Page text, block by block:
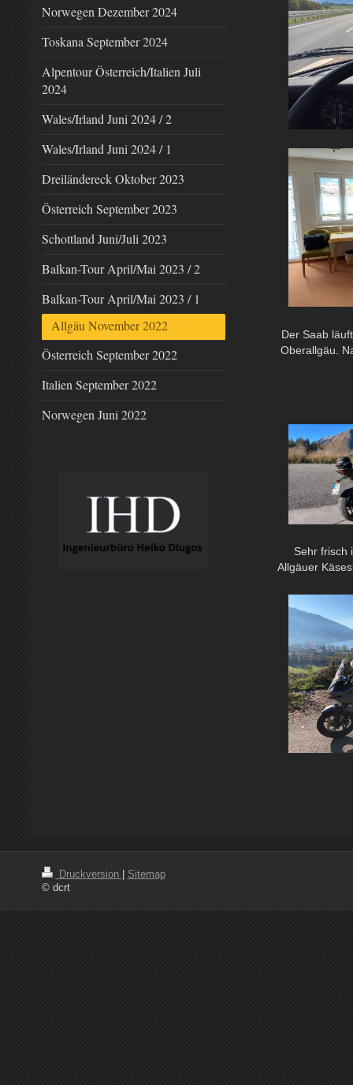
Der Saab
Oberallgäu.
Sehr frisch
Allgäuer
Norwegen Dezember 2024
Toskana September 2024
Alpentour Österreich/Italien Juli
2024
Wales/Irland Juni 2024 / 2
Wales/Irland Juni 2024 / 1
Dreiländereck Oktober 2023
Österreich September 2023
Schottland Juni/Juli 2023
Balkan-Tour April/Mai 2023 / 2
Balkan-Tour April/Mai 2023 / 1
Allgäu November 2022
Österreich September 2022
Italien September 2022
Norwegen Juni 2022
Druckversion
Sitemap
© dcrt